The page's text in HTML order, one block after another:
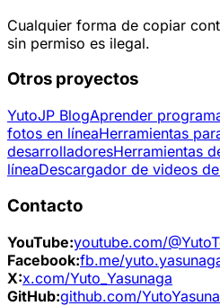
Cualquier forma de copiar
sin permiso es ilegal.
Otros proyectos
YutoJP BlogAprender
fotos en líneaHerramientas
desarrolladoresHerramientas
líneaDescargador de videos
Contacto
YouTube:youtube.com/
Facebook:fb.me/
X:x.com/Yuto_Yasunaga
GitHub:github.com/